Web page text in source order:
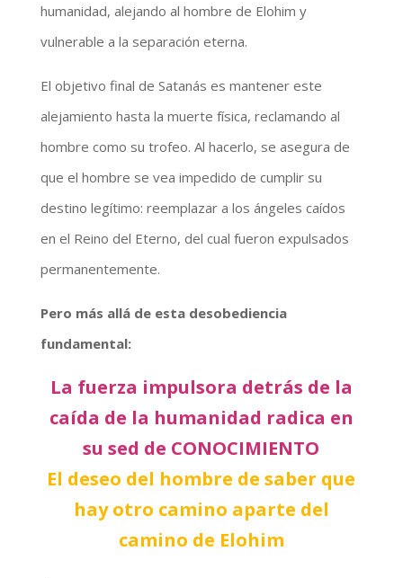
humanidad, alejando al hombre de Elohim y
vulnerable a la separación eterna.
El objetivo final de Satanás es mantener este
alejamiento hasta la muerte física, reclamando al
hombre como su trofeo. Al hacerlo, se asegura de
que el hombre se vea impedido de cumplir su
destino legítimo: reemplazar a los ángeles caídos
en el Reino del Eterno, del cual fueron expulsados ​​
permanentemente.
Pero más allá de esta desobediencia
fundamental:
La fuerza impulsora detrás de la
caída de la humanidad radica en
su sed de CONOCIMIENTO
El deseo del hombre de saber que
hay otro camino aparte del
camino de Elohim